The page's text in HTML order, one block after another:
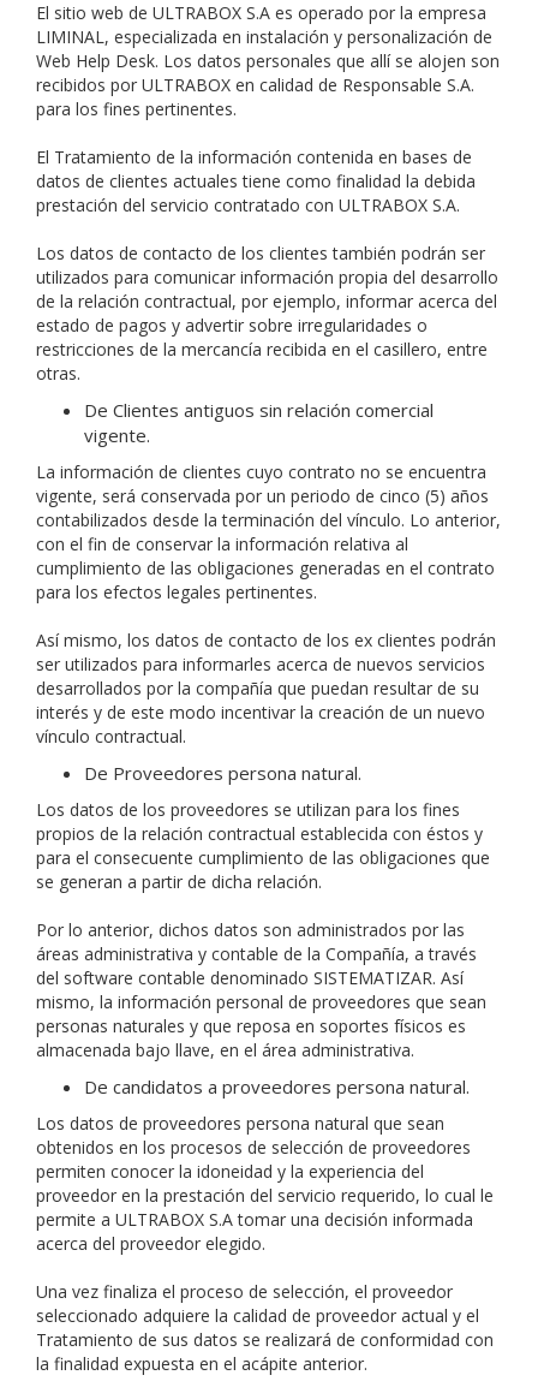
El sitio web de ULTRABOX S.A es operado por la empresa
LIMINAL, especializada en instalación y personalización de
Web Help Desk. Los datos personales que allí se alojen son
recibidos por ULTRABOX en calidad de Responsable S.A.
para los fines pertinentes.
El Tratamiento de la información contenida en bases de
datos de clientes actuales tiene como finalidad la debida
prestación del servicio contratado con ULTRABOX S.A.
Los datos de contacto de los clientes también podrán ser
utilizados para comunicar información propia del desarrollo
de la relación contractual, por ejemplo, informar acerca del
estado de pagos y advertir sobre irregularidades o
restricciones de la mercancía recibida en el casillero, entre
otras.
De Clientes antiguos sin relación comercial
vigente.
La información de clientes cuyo contrato no se encuentra
vigente, será conservada por un periodo de cinco (5) años
contabilizados desde la terminación del vínculo. Lo anterior,
con el fin de conservar la información relativa al
cumplimiento de las obligaciones generadas en el contrato
para los efectos legales pertinentes.
Así mismo, los datos de contacto de los ex clientes podrán
ser utilizados para informarles acerca de nuevos servicios
desarrollados por la compañía que puedan resultar de su
interés y de este modo incentivar la creación de un nuevo
vínculo contractual.
De Proveedores persona natural.
Los datos de los proveedores se utilizan para los fines
propios de la relación contractual establecida con éstos y
para el consecuente cumplimiento de las obligaciones que
se generan a partir de dicha relación.
Por lo anterior, dichos datos son administrados por las
áreas administrativa y contable de la Compañía, a través
del software contable denominado SISTEMATIZAR. Así
mismo, la información personal de proveedores que sean
personas naturales y que reposa en soportes físicos es
almacenada bajo llave, en el área administrativa.
De candidatos a proveedores persona natural.
Los datos de proveedores persona natural que sean
obtenidos en los procesos de selección de proveedores
permiten conocer la idoneidad y la experiencia del
proveedor en la prestación del servicio requerido, lo cual le
permite a ULTRABOX S.A tomar una decisión informada
acerca del proveedor elegido.
Una vez finaliza el proceso de selección, el proveedor
seleccionado adquiere la calidad de proveedor actual y el
Tratamiento de sus datos se realizará de conformidad con
la finalidad expuesta en el acápite anterior.